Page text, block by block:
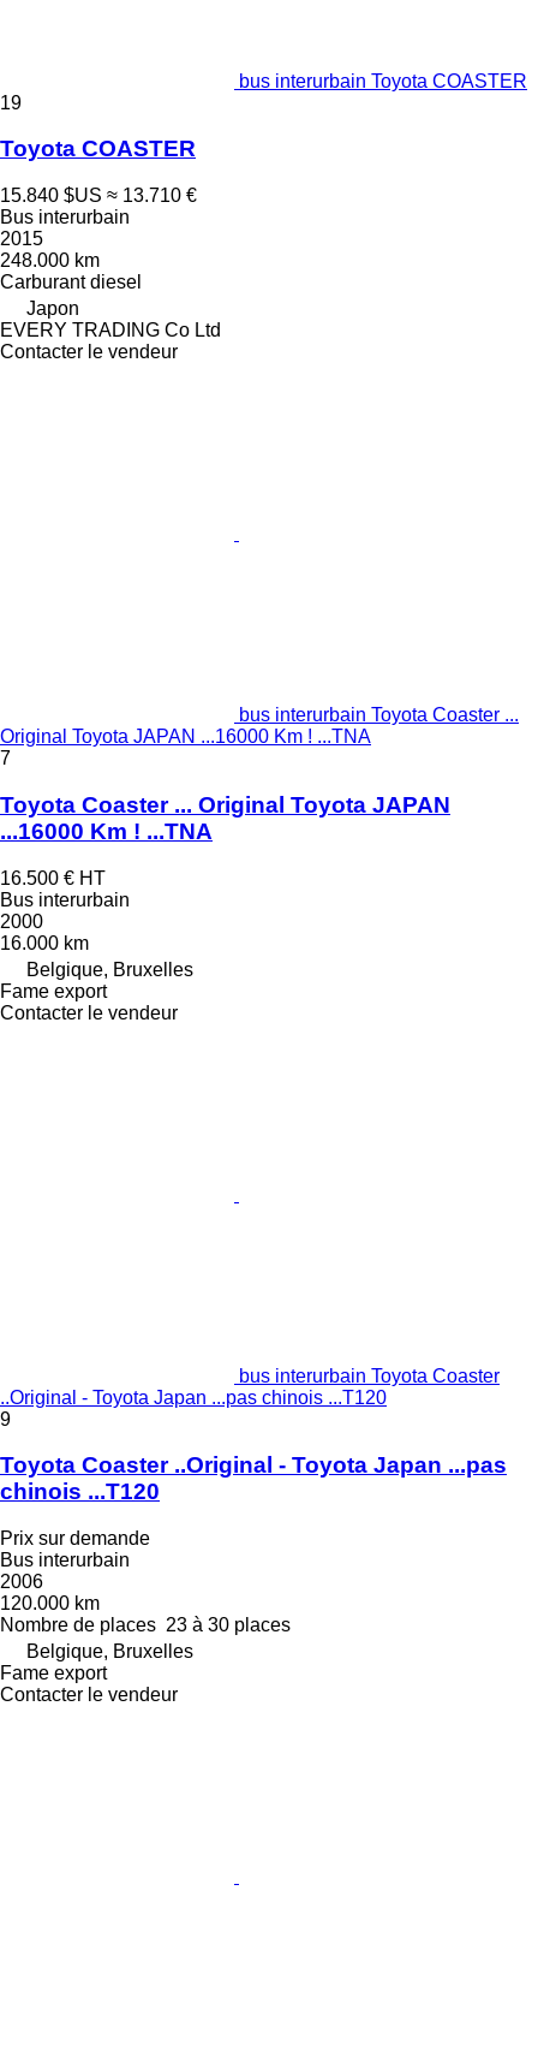
bus interurbain Toyota COASTER
19
Toyota COASTER
15.840 $US ≈ 13.710 €
Bus interurbain
2015
248.000 km
Carburant diesel
Japon
EVERY TRADING Co Ltd
Contacter le vendeur
bus interurbain Toyota Coaster ...
Original Toyota JAPAN ...16000 Km ! ...TNA
7
Toyota Coaster ... Original Toyota JAPAN
...16000 Km ! ...TNA
16.500 € HT
Bus interurbain
2000
16.000 km
Belgique, Bruxelles
Fame export
Contacter le vendeur
bus interurbain Toyota Coaster
..Original - Toyota Japan ...pas chinois ...T120
9
Toyota Coaster ..Original - Toyota Japan ...pas
chinois ...T120
Prix sur demande
Bus interurbain
2006
120.000 km
Nombre de places 23 à 30 places
Belgique, Bruxelles
Fame export
Contacter le vendeur